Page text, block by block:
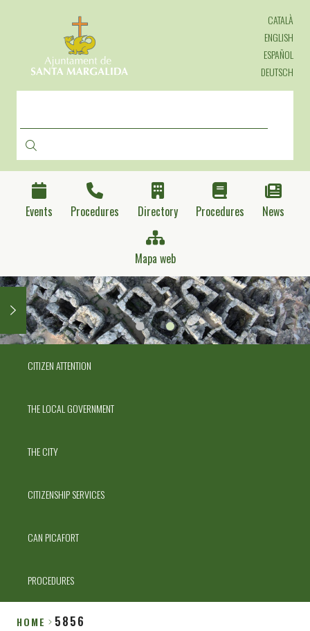
CATALÀ
ENGLISH
ESPAÑOL
DEUTSCH
Events Procedures Directory Procedures News
Mapa web
CITIZEN ATTENTION
THE LOCAL GOVERNMENT
THE CITY
CITIZENSHIP SERVICES
CAN PICAFORT
PROCEDURES
HOME 5856